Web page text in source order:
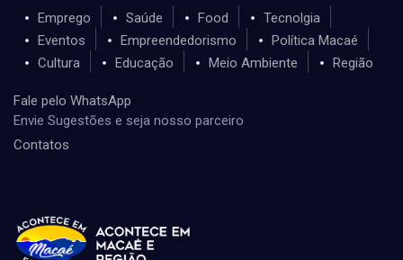
Emprego Saúde Food
Tecnolgia
Eventos
Empreendedorismo
Política Macaé
Cultura
Educação Meio Ambiente Região
Fale pelo WhatsApp
Envie Sugestões e seja nosso parceiro
Contatos